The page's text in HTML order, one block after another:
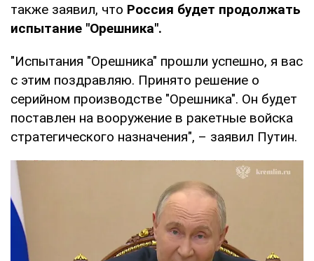
также заявил, что Россия будет продолжать
испытание "Орешника".
"Испытания "Орешника" прошли успешно, я вас
с этим поздравляю. Принято решение о
серийном производстве "Орешника". Он будет
поставлен на вооружение в ракетные войска
стратегического назначения", – заявил Путин.